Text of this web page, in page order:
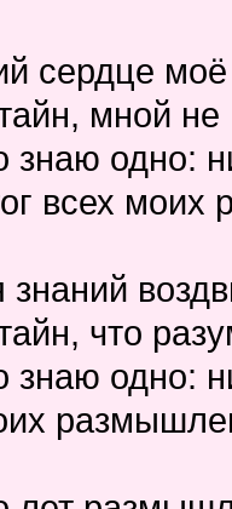
сердце
мной не
знаю одно:
всех моих
что
знаю одно: